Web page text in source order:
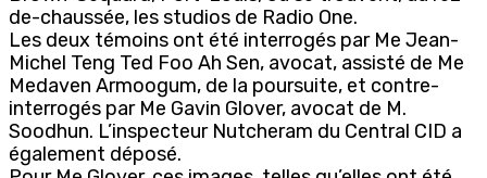
de-chaussée, les studios de Radio One.
Les deux témoins ont été interrogés par Me Jean-
Michel Teng Ted Foo Ah Sen, avocat, assisté de Me
Medaven Armoogum, de la poursuite, et contre-
interrogés par Me Gavin Glover, avocat de M.
Soodhun. L’inspecteur Nutcheram du Central CID a
également déposé.